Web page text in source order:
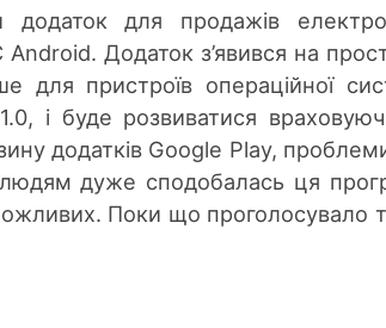
додаток для продажів
Додаток з’явився на
для пристроїв операційної
і буде розвиватися
додатків Google Play,
дуже сподобалась ця
Поки що проголосувало